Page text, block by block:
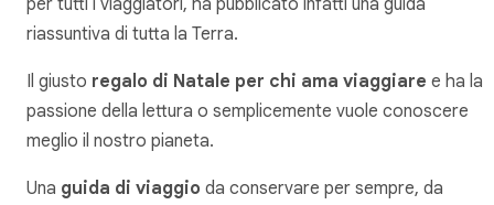
riassuntiva di tutta la Terra.
Il giusto regalo di Natale per chi ama viaggiare e ha la
passione della lettura o semplicemente vuole conoscere
meglio il nostro pianeta.
Una guida di viaggio da conservare per sempre, da